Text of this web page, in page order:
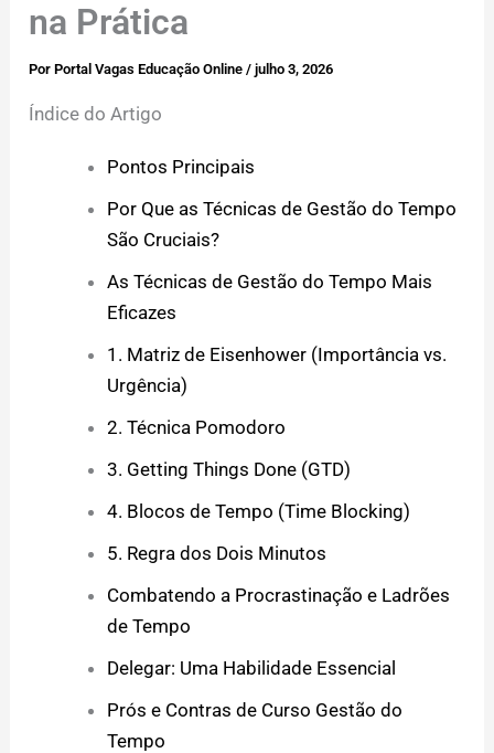
na Prática
PorPortal Vagas Educação Online/julho 3, 2026
Índice do Artigo
Pontos Principais
Por Que as Técnicas de Gestão do Tempo
São Cruciais?
As Técnicas de Gestão do Tempo Mais
Eficazes
1. Matriz de Eisenhower (Importância vs.
Urgência)
2. Técnica Pomodoro
3. Getting Things Done (GTD)
4. Blocos de Tempo (Time Blocking)
5. Regra dos Dois Minutos
Combatendo a Procrastinação e Ladrões
de Tempo
Delegar: Uma Habilidade Essencial
Prós e Contras de Curso Gestão do
Tempo